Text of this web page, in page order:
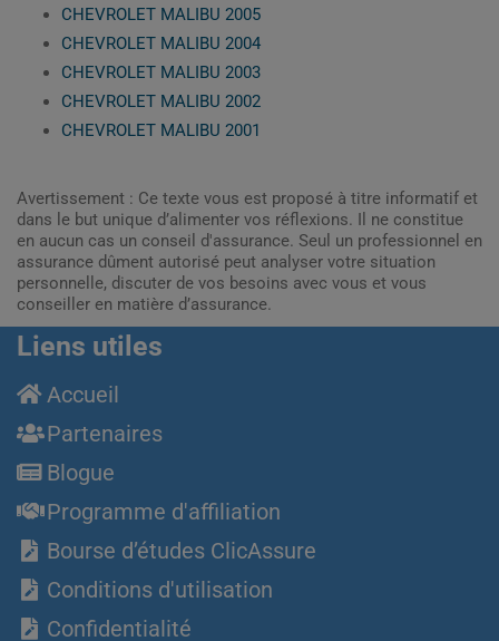
CHEVROLET MALIBU 2005
CHEVROLET MALIBU 2004
CHEVROLET MALIBU 2003
CHEVROLET MALIBU 2002
CHEVROLET MALIBU 2001
Avertissement : Ce texte vous est proposé à titre informatif et
dans le but unique d’alimenter vos réflexions. Il ne constitue
en aucun cas un conseil d'assurance. Seul un professionnel en
assurance dûment autorisé peut analyser votre situation
personnelle, discuter de vos besoins avec vous et vous
conseiller en matière d’assurance.
Liens utiles
Accueil
Partenaires
Blogue
Programme d'affiliation
Bourse d’études ClicAssure
Conditions d'utilisation
Confidentialité